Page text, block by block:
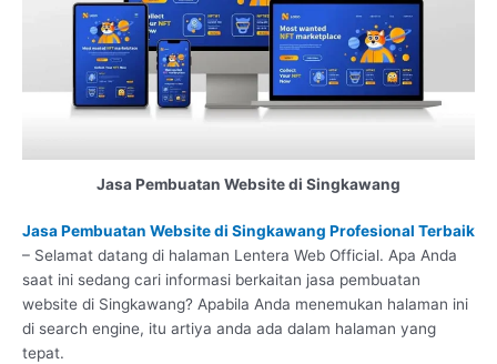
Jasa Pembuatan Website di Singkawang
Jasa Pembuatan Website di Singkawang Profesional Terbaik
– Selamat datang di halaman Lentera Web Official. Apa Anda
saat ini sedang cari informasi berkaitan jasa pembuatan
website di Singkawang? Apabila Anda menemukan halaman ini
di search engine, itu artiya anda ada dalam halaman yang
tepat.